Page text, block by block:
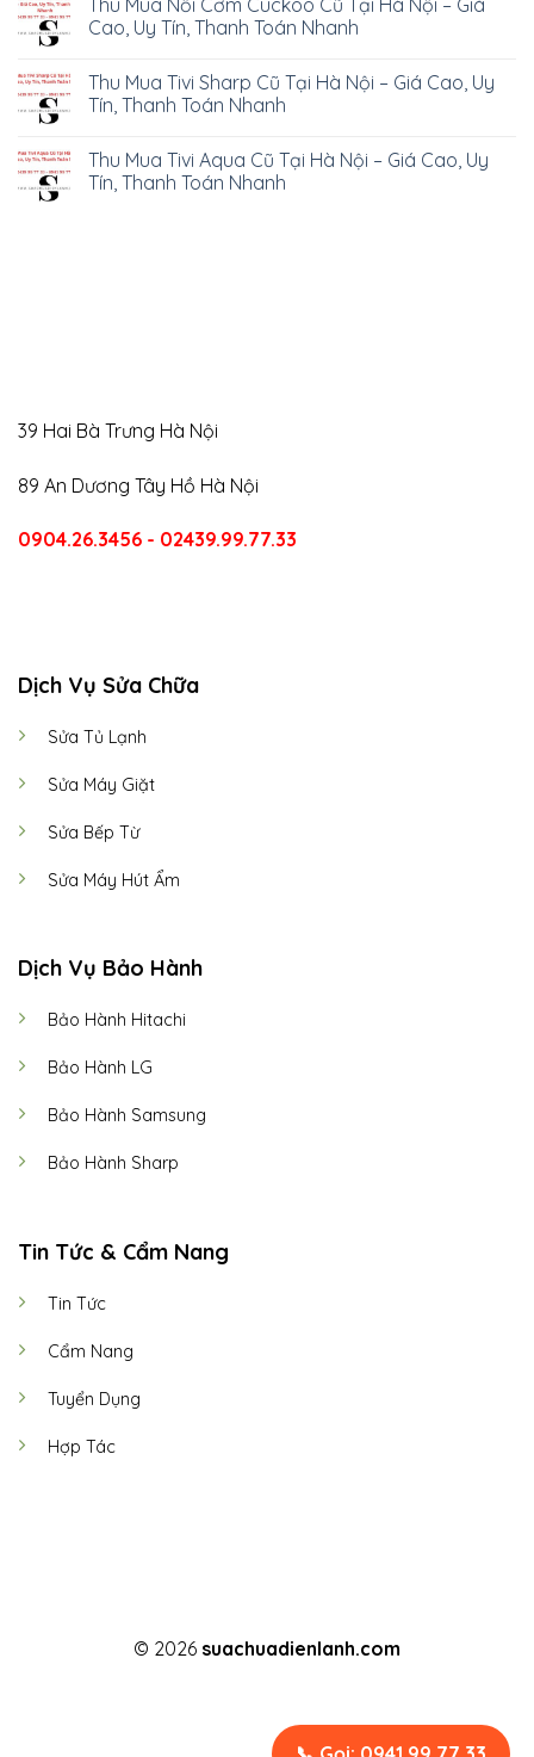
Cao, Uy Tín, Thanh Toán Nhanh
Thu Mua Tivi Sharp Cũ Tại Hà Nội – Giá Cao, Uy
Tín, Thanh Toán Nhanh
Thu Mua Tivi Aqua Cũ Tại Hà Nội – Giá Cao, Uy
Tín, Thanh Toán Nhanh
39 Hai Bà Trưng Hà Nội
89 An Dương Tây Hồ Hà Nội
0904.26.3456 - 02439.99.77.33
Dịch Vụ Sửa Chữa
Sửa Tủ Lạnh
Sửa Máy Giặt
Sửa Bếp Từ
Sửa Máy Hút Ẩm
Dịch Vụ Bảo Hành
Bảo Hành Hitachi
Bảo Hành LG
Bảo Hành Samsung
Bảo Hành Sharp
Tin Tức & Cẩm Nang
Tin Tức
Cẩm Nang
Tuyển Dụng
Hợp Tác
© 2026 suachuadienlanh.com